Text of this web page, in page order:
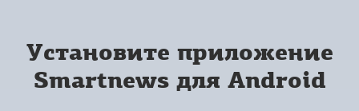
Установите приложение
Smartnews для Android